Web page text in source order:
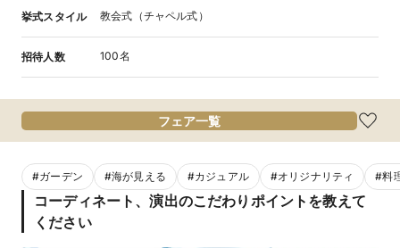
挙式スタイル 教会式（チャペル式）
招待人数 100名
フェア一覧
#ガーデン #海が見える #カジュアル #オリジナリティ #料
コーディネート、演出のこだわりポイントを教えて
ください